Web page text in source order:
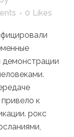
0 Likes
демонстрации
привело к
рокс